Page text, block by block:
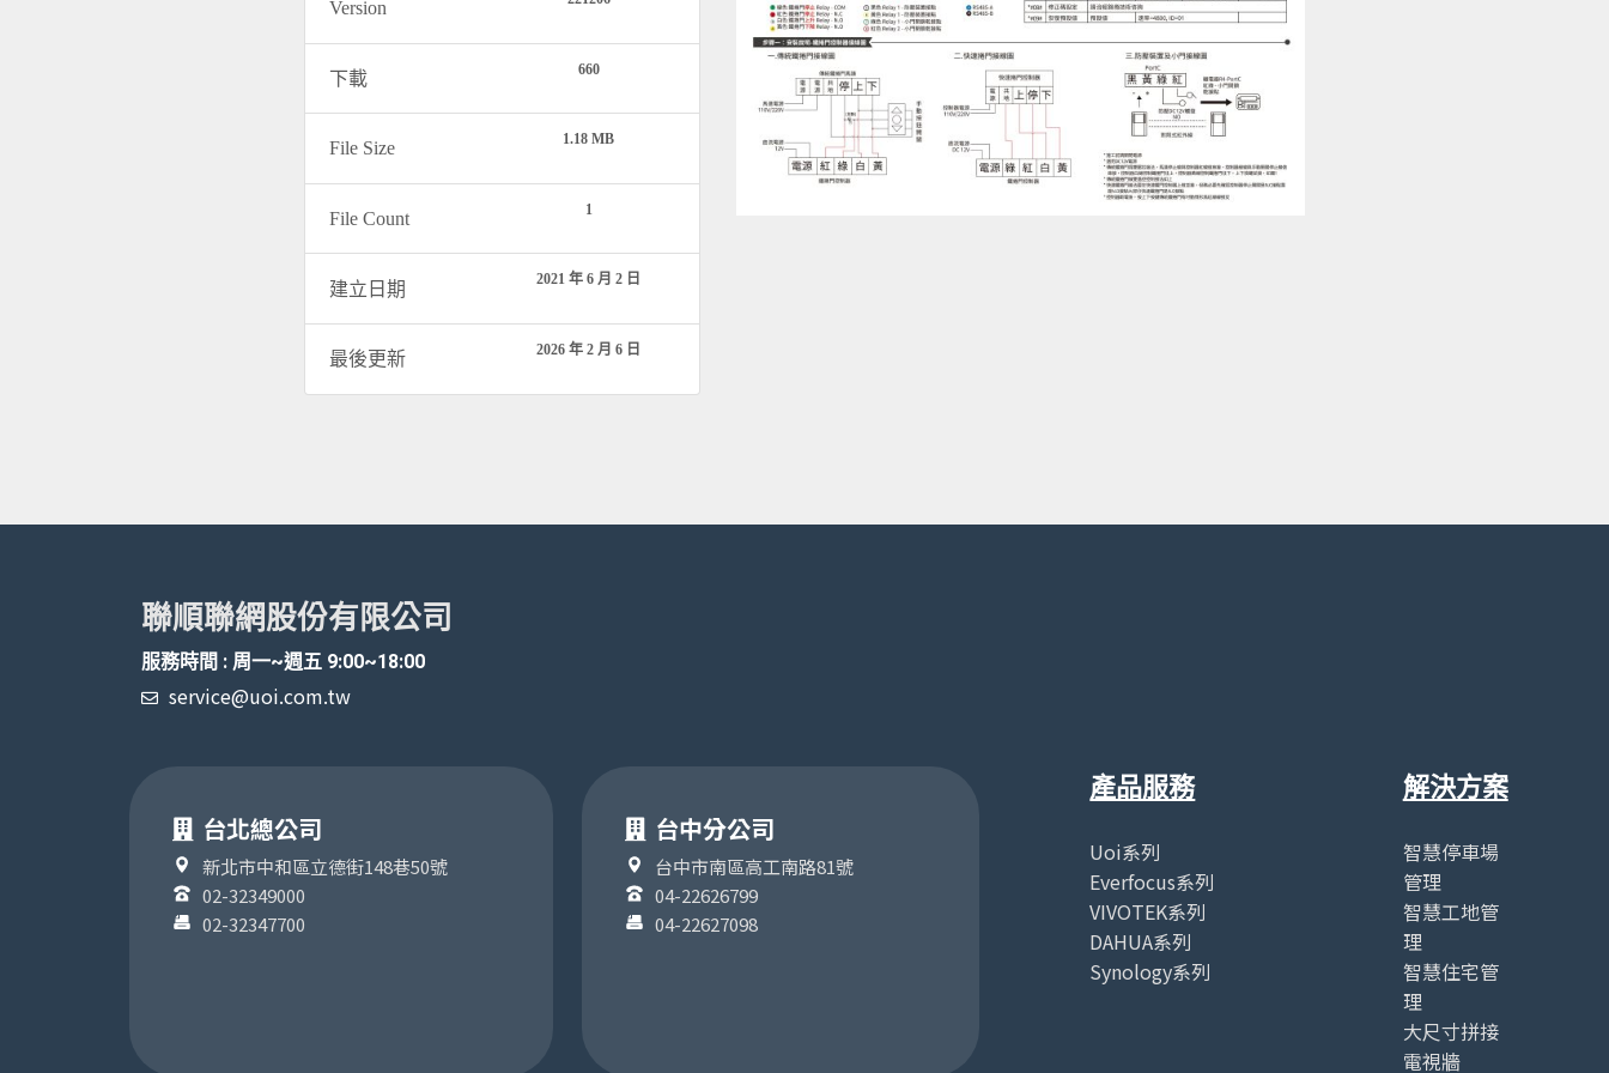
Version
下載 660
File Size 1.18 MB
File Count 1
建立日期 2021 年 6 月 2 日
最後更新 2026 年 2 月 6 日
聯順聯網股份有限公司
服務時間 : 周一~週五 9:00~18:00
service@uoi.com.tw
台北總公司
新北市中和區立德街148巷50號
02-32349000
02-32347700
台中分公司
台中市南區高工南路81號
04-22626799
04-22627098
產品服務
Uoi系列
Everfocus系列
VIVOTEK系列
DAHUA系列
Synology系列
解決方案
智慧停車場
管理
智慧工地管
理
智慧住宅管
理
大尺寸拼接
電視牆